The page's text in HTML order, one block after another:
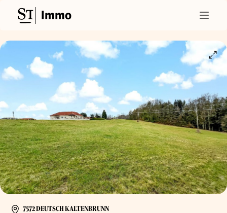
Immo
7572 DEUTSCH KALTENBRUNN